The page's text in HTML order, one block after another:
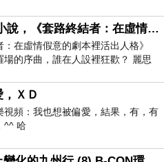
飯？」 每天都在選擇
和AI 共創小說，《套路終結者：在虛情假意的劇本裡活出人格》
：在虛情假意的劇本裡活出人格》
場的序曲，誰在人設裡狂歡？ 麗思
統套房內，燈光昏
ＸＤ
視頻：我也想被偏愛，結果，有，有
^^ 哈